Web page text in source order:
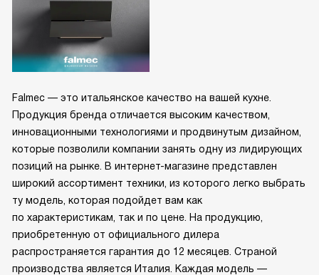
Falmec — это итальянское качество на вашей кухне.
Продукция бренда отличается высоким качеством,
инновационными технологиями и продвинутым дизайном,
которые позволили компании занять одну из лидирующих
позиций на рынке. В интернет-магазине представлен
широкий ассортимент техники, из которого легко выбрать
ту модель, которая подойдет вам как
по характеристикам, так и по цене. На продукцию,
приобретенную от официального дилера
распространяется гарантия до 12 месяцев. Страной
производства является Италия. Каждая модель —